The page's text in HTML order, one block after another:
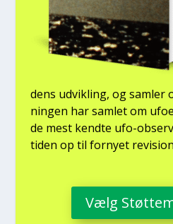
dens udvik­ling, og sam­ler
nin­gen har sam­let om
de mest kend­te ufo-
tiden op til for­ny­et
Vælg